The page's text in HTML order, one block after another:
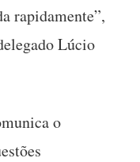
rapidamente”,
Lúcio
o